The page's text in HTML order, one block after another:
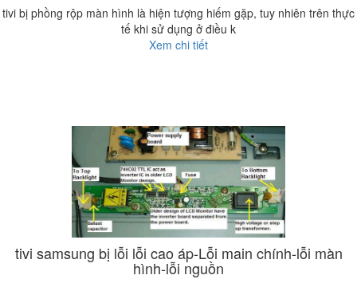
tivi bị phồng rộp màn hình là hiện tượng hiếm gặp, tuy nhiên trên thực
tế khi sử dụng ở điều k
Xem chi tiết
tivi samsung bị lỗi lỗi cao áp-Lỗi main chính-lỗi màn
hình-lỗi nguồn